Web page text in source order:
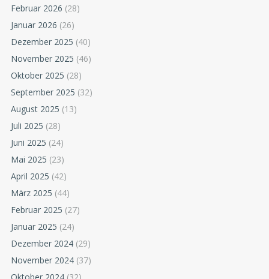
Februar 2026 (28)
Januar 2026 (26)
Dezember 2025 (40)
November 2025 (46)
Oktober 2025 (28)
September 2025 (32)
August 2025 (13)
Juli 2025 (28)
Juni 2025 (24)
Mai 2025 (23)
April 2025 (42)
März 2025 (44)
Februar 2025 (27)
Januar 2025 (24)
Dezember 2024 (29)
November 2024 (37)
Oktober 2024 (32)